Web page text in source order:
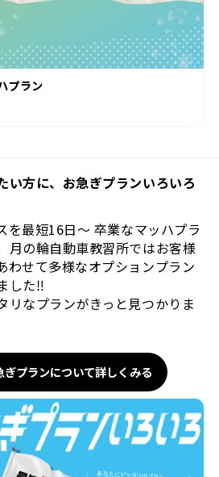
プラン
い方に、お急ぎプランいろいろ
を最短16日〜 卒業なマッハプラ
月の輪自動車教習所ではお客様
わせて多様なオプションプラン
した‼️
リなプランがきっと見つかりま
ぎプランについて詳しくみる